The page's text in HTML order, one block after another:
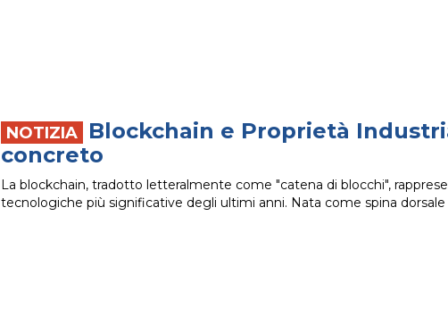
Blockchain e Proprietà
concreto
La blockchain, tradotto letteralmente come "catena di blocchi",
tecnologiche più significative degli ultimi anni. Nata come spina